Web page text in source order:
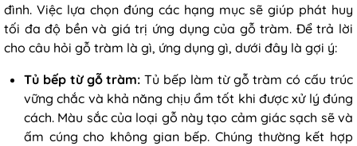
đình. Việc lựa chọn đúng các hạng mục sẽ giúp phát huy
tối đa độ bền và giá trị ứng dụng của gỗ tràm. Để trả lời
cho câu hỏi gỗ tràm là gì, ứng dụng gì, dưới đây là gợi ý:
Tủ bếp từ gỗ tràm: Tủ bếp làm từ gỗ tràm có cấu trúc
vững chắc và khả năng chịu ẩm tốt khi được xử lý đúng
cách. Màu sắc của loại gỗ này tạo cảm giác sạch sẽ và
ấm cúng cho không gian bếp. Chúng thường kết hợp